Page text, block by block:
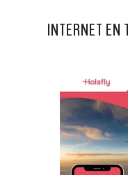
INTERNET EN